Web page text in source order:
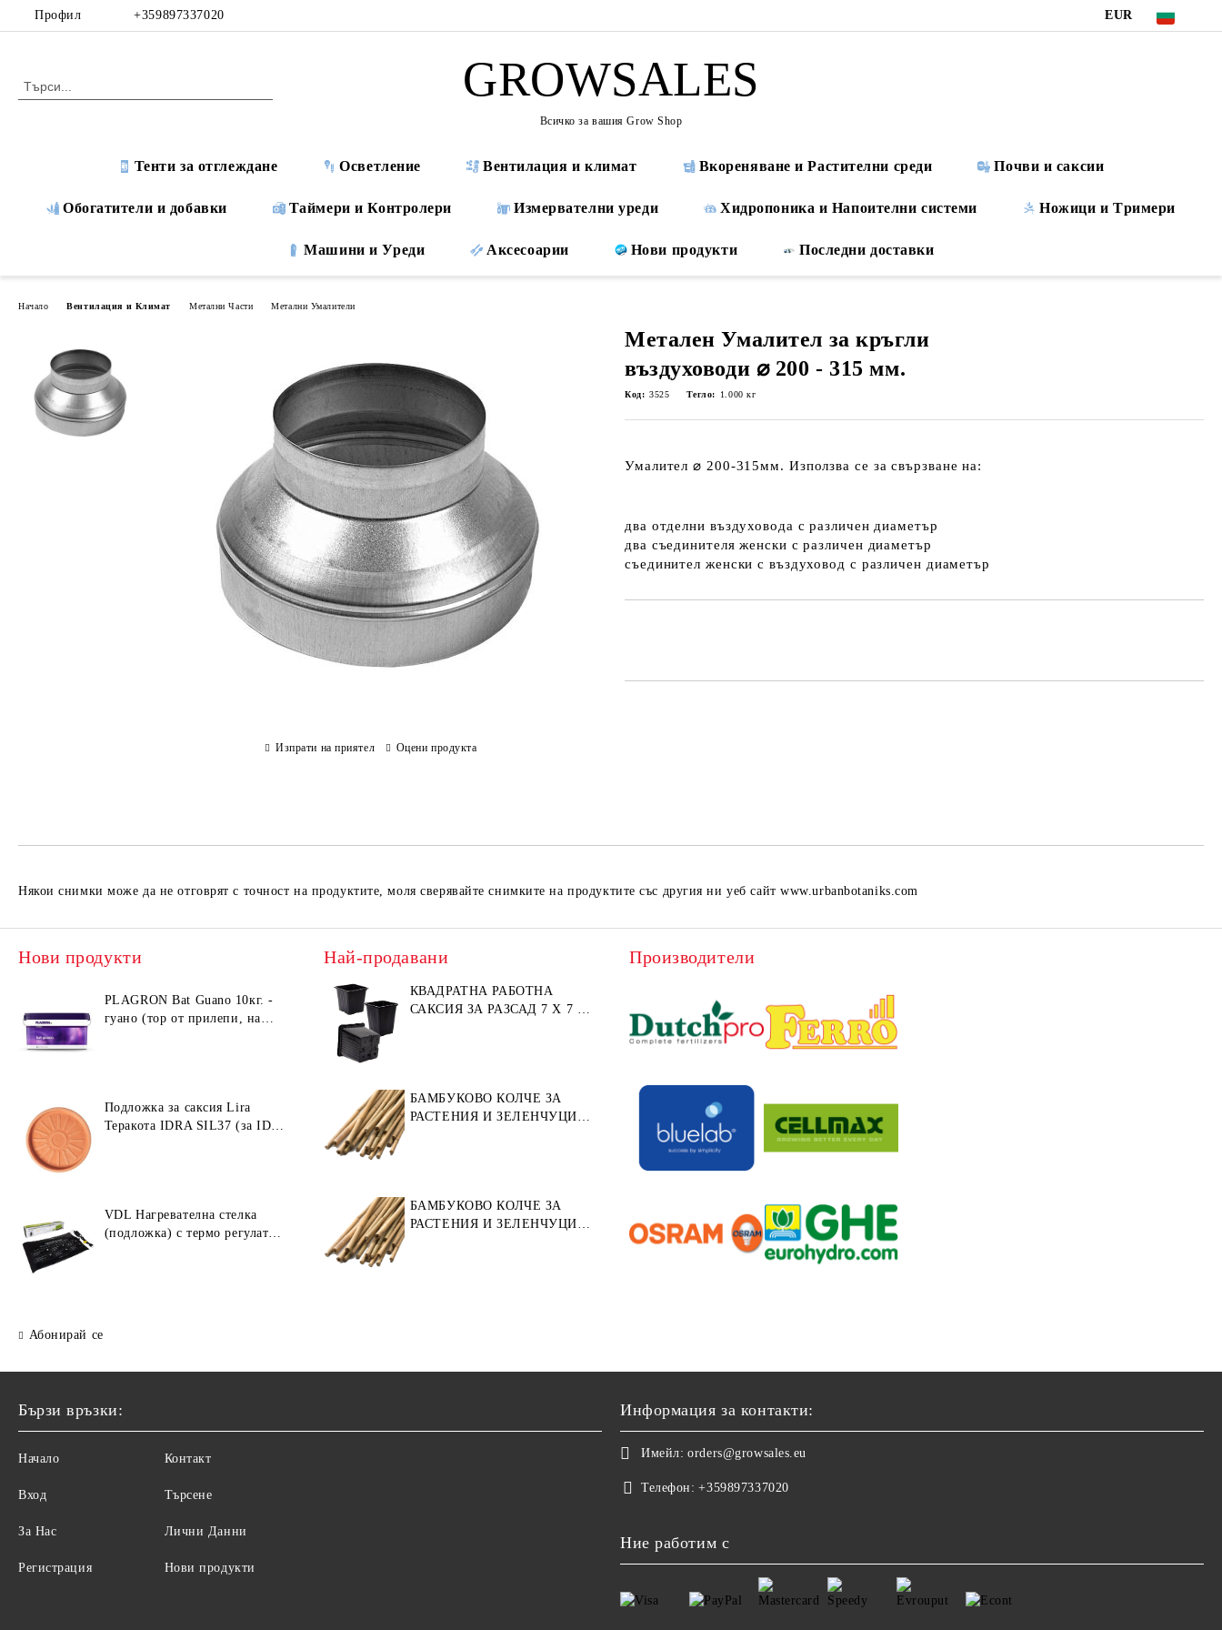
Профил +359897337020 EUR
GROWSALES
Всичко за вашия Grow Shop
Тенти за отглеждане Осветление Вентилация и климат Вкореняване и Растителни среди Почви и саксии
Обогатители и добавки Таймери и Контролери Измервателни уреди Хидропоника и Напоителни системи Ножици и Tримери
Машини и Уреди Аксесоарии Нови продукти Последни доставки
Начало Вентилация и Климат Метални Части Метални Умалители
Метален Умалител за кръгли
въздуховоди ⌀ 200 - 315 мм.
Код: 3525 Тегло: 1.000 кг
Умалител ⌀ 200-315мм. Използва се за свързване на:
два отделни въздуховода с различен диаметър
два съединителя женски с различен диаметър
съединител женски с въздуховод с различен диаметър
Изпрати на приятел Оцени продукта
Някои снимки може да не отговрят с точност на продуктите, моля сверявайте снимките на продуктите със другия ни уеб сайт www.urbanbotaniks.com
Нови продукти
PLAGRON Bat Guano 10кг. -
гуано (тор от прилепи, на
Подложка за саксия Lira
Теракота IDRA SIL37 (за ID40
VDL Нагревателна стелка
(подложка) с термо регулатор
Абонирай се
Най-продавани
КВАДРАТНА РАБОТНА
САКСИЯ ЗА РАЗСАД 7 X 7 X
БАМБУКОВО КОЛЧЕ ЗА
РАСТЕНИЯ И ЗЕЛЕНЧУЦИ
БАМБУКОВО КОЛЧЕ ЗА
РАСТЕНИЯ И ЗЕЛЕНЧУЦИ
Производители
Бързи връзки:
Начало
Вход
За Нас
Регистрация
Контакт
Търсене
Лични Данни
Нови продукти
Информация за контакти:
Имейл: orders@growsales.eu
Телефон: +359897337020
Ние работим с